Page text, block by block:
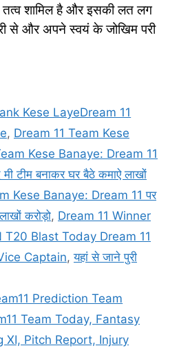
तत्व शामिल है और इसकी लत लग
से और अपने स्वयं के जोखिम परी
Kese LayeDream 11
, Dream 11 Team Kese
Kese Banaye: Dream 11
टीम बनाकर घर बैठे कमाऐ लाखों
Kese Banaye: Dream 11 पर
करोड़ो, Dream 11 Winner
T20 Blast Today Dream 11
Captain,यहां से जाने पुरी
Prediction Team
Team Today, Fantasy
XI, Pitch Report, Injury